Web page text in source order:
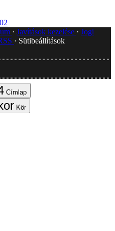
Javítások kezelése
Jogi
Sütibeállítások
Címlap
Kör